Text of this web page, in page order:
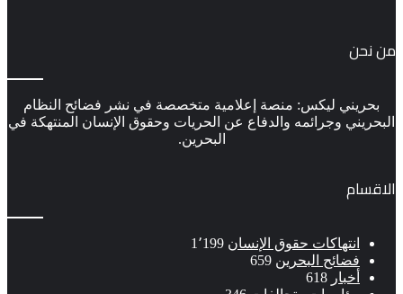
من نحن
بحريني ليكس: منصة إعلامية متخصصة في نشر فضائح النظام
البحريني وجرائمه والدفاع عن الحريات وحقوق الإنسان المنتهكة في
البحرين.
الاقسام
انتهاكات حقوق الإنسان 1٬199
فضائح البحرين 659
أخبار 618